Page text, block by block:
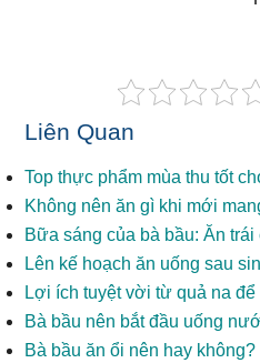
Liên Quan
Top thực phẩm mùa thu tốt
Không nên ăn gì khi mới
Bữa sáng của bà bầu: Ăn trái
Lên kế hoạch ăn uống sau
Lợi ích tuyệt vời từ quả na
Bà bầu nên bắt đầu uống
Bà bầu ăn ổi nên hay không?